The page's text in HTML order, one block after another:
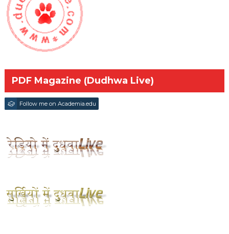
PDF Magazine (Dudhwa Live)
Follow me on Academia.edu